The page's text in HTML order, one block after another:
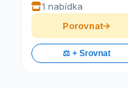
1 nabídka
Porovnat
⚖️ + Srovnat